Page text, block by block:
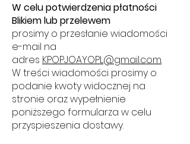
W celu potwierdzenia płatności
Blikiem lub przelewem
prosimy o przesłanie wiadomości
e-mail na
adres KPOPJOAYOPL@gmail.com.
W treści wiadomości prosimy o
podanie kwoty widocznej na
stronie oraz wypełnienie
poniższego formularza w celu
przyspieszenia dostawy.